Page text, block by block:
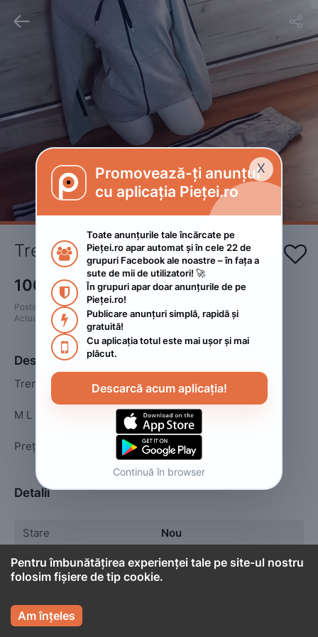
 
Treninguri damă 
100 RON
Postat
2024. ianuarie 16.
Actualizat
2024. februarie 5.
Descriere
Treninguri damă
M L XL
Preț mic
Detalii
Stare
Nou
Tip
Pantaloni
 Cont titular
X
Promovează-ți anunțul
cu aplicația Pieței.ro

Toate anunțurile tale încărcate pe
Pieței.ro apar automat și în cele 22 de
grupuri Facebook ale noastre – în fața a
sute de mii de utilizatori! 🚀

În grupuri apar doar anunțurile de pe
Pieței.ro!

Publicare anunțuri simplă, rapidă și
gratuită!

Cu aplicația totul este mai ușor și mai
plăcut.
Descarcă acum aplicația!
Continuă în browser
Pentru îmbunătățirea experienței tale pe site-ul nostru
folosim fișiere de tip cookie.
Am înțeles